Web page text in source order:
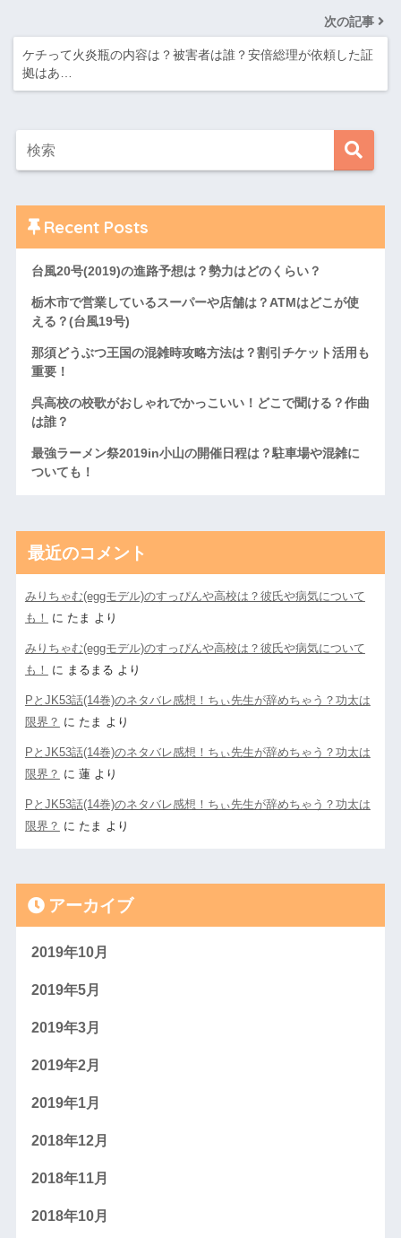
次の記事
ケチって火炎瓶の内容は？被害者は誰？安倍総理が依頼した証
拠はあ…
Recent Posts
台風20号(2019)の進路予想は？勢力はどのくらい？
栃木市で営業しているスーパーや店舗は？ATMはどこが使
える？(台風19号)
那須どうぶつ王国の混雑時攻略方法は？割引チケット活用も
重要！
呉高校の校歌がおしゃれでかっこいい！どこで聞ける？作曲
は誰？
最強ラーメン祭2019in小山の開催日程は？駐車場や混雑に
ついても！
最近のコメント
みりちゃむ(eggモデル)のすっぴんや高校は？彼氏や病気について
も！
に たま より
みりちゃむ(eggモデル)のすっぴんや高校は？彼氏や病気について
も！
に まるまる より
PとJK53話(14巻)のネタバレ感想！ちぃ先生が辞めちゃう？功太は
限界？ に たま より
PとJK53話(14巻)のネタバレ感想！ちぃ先生が辞めちゃう？功太は
限界？ に 蓮より
PとJK53話(14巻)のネタバレ感想！ちぃ先生が辞めちゃう？功太は
限界？ に たま より
アーカイブ
2019年10月
2019年5月
2019年3月
2019年2月
2019年1月
2018年12月
2018年11月
2018年10月